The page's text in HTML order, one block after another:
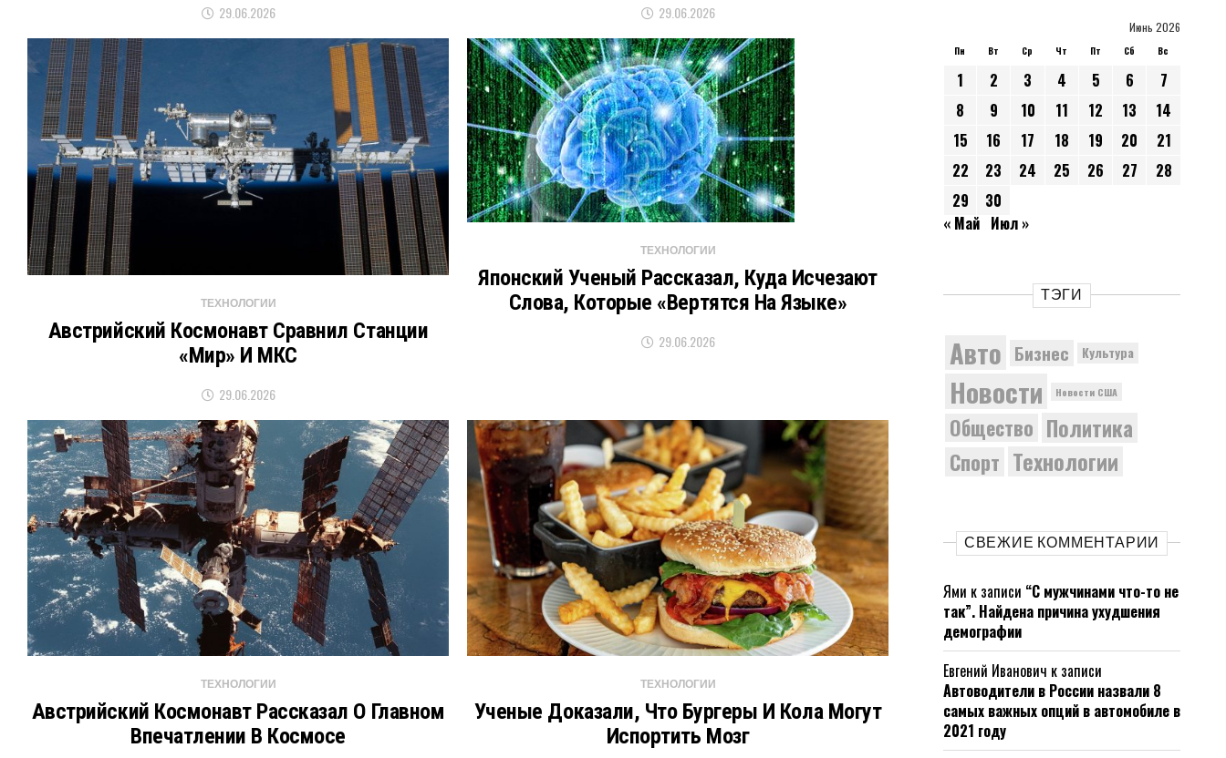
29.06.2026 29.06.2026
ТЕХНОЛОГИИ
Австрийский Космонавт Сравнил Станции
«Мир» И МКС
29.06.2026
ТЕХНОЛОГИИ
Японский Ученый Рассказал, Куда Исчезают
Слова, Которые «вертятся На Языке»
29.06.2026
ТЕХНОЛОГИИ
Австрийский Космонавт Рассказал О Главном
Впечатлении В Космосе
ТЕХНОЛОГИИ
Ученые Доказали, Что Бургеры И Кола Могут
Испортить Мозг
Июнь 2026
Пн Вт Ср Чт Пт Сб Вс
1 2 3 4 5 6
7
8
9 10 11 12 13
14
15
16 17 18 19 20
21
22
23 24 25 26 27
28
29
30
« Май Июл »
ТЭГИ
Авто Бизнес Культура
Новости Новости США
Общество Политика
Спорт Технологии
СВЕЖИЕ КОММЕНТАРИИ
Ями к записи “С мужчинами что-то не
так”. Найдена причина ухудшения
демографии
Евгений Иванович к записи
Автоводители в России назвали 8
самых важных опций в автомобиле в
2021 году